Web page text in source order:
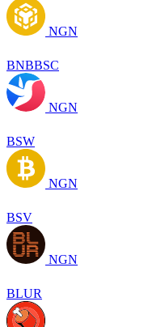
NGN
BNBBSC
NGN
BSW
NGN
BSV
NGN
BLUR